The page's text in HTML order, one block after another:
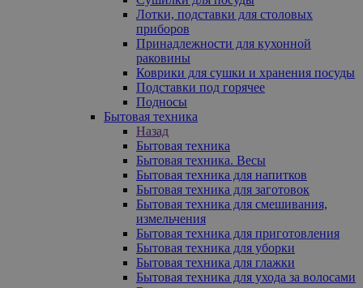
Лотки, подставки для столовых
приборов
Принадлежности для кухонной
раковины
Коврики для сушки и хранения посуды
Подставки под горячее
Подносы
Бытовая техника
Назад
Бытовая техника
Бытовая техника. Весы
Бытовая техника для напитков
Бытовая техника для заготовок
Бытовая техника для смешивания,
измельчения
Бытовая техника для приготовления
Бытовая техника для уборки
Бытовая техника для глажки
Бытовая техника для ухода за волосами